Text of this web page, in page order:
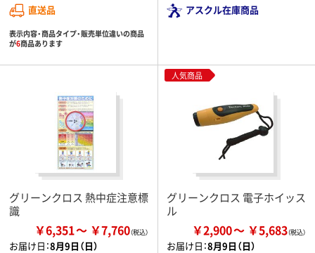
直送品
表示内容・商品タイプ・販売単位違いの商品
が6商品あります
アスクル在庫商品
グリーンクロス 熱中症注意標
識
￥6,351 ￥7,760
お届け日：8月9日（日）
人気商品
グリーンクロス 電子ホイッス
ル
￥2,900 ￥5,683
お届け日：8月9日（日）